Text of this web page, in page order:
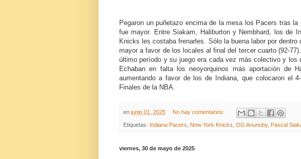
Pegaron un puñetazo encima de la mesa los Pacers tras
fue mayor. Entre Siakam, Haliburton y Nembhard, los de
Knicks les costaba frenarles. Sólo la buena labor por
mayor a favor de los locales al final del tercer cuarto (92-
último período y su juego era cada vez más colectivo y los
Echaban en falta los neoyorquinos más aportación de
aumentando a favor de los de Indiana, que colocaron el
Finales de la NBA.
en junio 01, 2025 No hay comentarios:
Etiquetas: Indiana Pacers New York Knicks OG Anunoby, Pascal
viernes, 30 de mayo de 2025